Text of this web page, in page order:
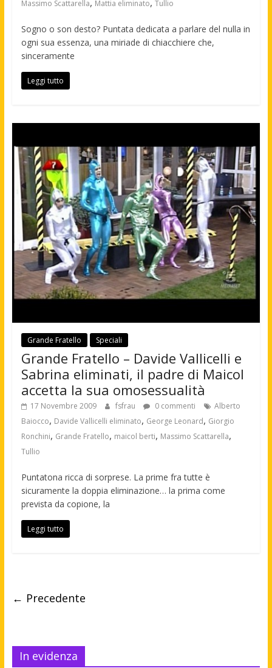
Massimo Scattarella, Mattia eliminato, Tullio
Sogno o son desto? Puntata dedicata a parlare del nulla in
ogni sua essenza, una miriade di chiacchiere che,
sinceramente
Leggi tutto
Grande Fratello Speciali
Grande Fratello – Davide Vallicelli e
Sabrina eliminati, il padre di Maicol
accetta la sua omosessualità
17 Novembre 2009 fsfrau 0 commenti
Alberto
Baiocco, Davide Vallicelli eliminato, George Leonard, Giorgio
Ronchini, Grande Fratello, maicol berti, Massimo Scattarella,
Tullio
Puntatona ricca di sorprese. La prime fra tutte è
sicuramente la doppia eliminazione… la prima come
prevista da copione, la
Leggi tutto
← Precedente
In evidenza